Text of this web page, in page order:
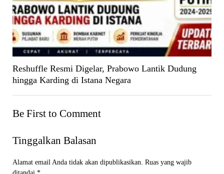
Reshuffle Resmi Digelar, Prabowo Lantik Dudung
hingga Karding di Istana Negara
Be First to Comment
Tinggalkan Balasan
Alamat email Anda tidak akan dipublikasikan. Ruas yang wajib